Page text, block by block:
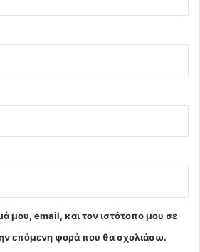
μου, email, και τον ιστότοπο μου σε
επόμενη φορά που θα σχολιάσω.